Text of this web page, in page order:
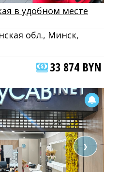
в удобном месте
обл., Минск,
33 874 BYN
❯